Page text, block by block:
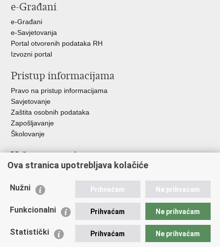
e-Građani
e-Građani
e-Savjetovanja
Portal otvorenih podataka RH
Izvozni portal
Pristup informacijama
Pravo na pristup informacijama
Savjetovanje
Zaštita osobnih podataka
Zapošljavanje
Školovanje
Važne poveznice
Ministarstvo unutarnjih poslova
Udruge
Policijska akademija
Zaklada policijske solidarnosti
Ova stranica upotrebljava kolačiće
Nužni Prihvaćam Ne prihvaćam
Funkcionalni Prihvaćam Ne prihvaćam
Statistički Prihvaćam Ne prihvaćam